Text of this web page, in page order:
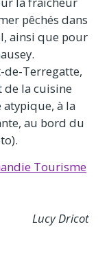
pêchés dans
ainsi que pour
de-Terregatte,
de la cuisine
à la
au bord du
Tourisme
Lucy Dricot